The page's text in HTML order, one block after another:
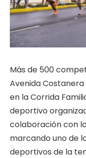
Más de 500
Avenida
en la Corrida
deportivo
colaboración con
marcando uno de
deportivos de la